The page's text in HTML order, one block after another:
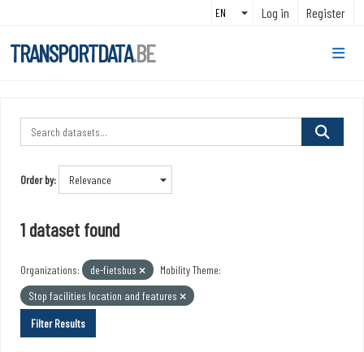
Log in Register
TRANSPORTDATA.BE
Order by
1 dataset found
Organizations: de-fietsbus
Mobility Theme:
Stop facilities location and features
Filter Results